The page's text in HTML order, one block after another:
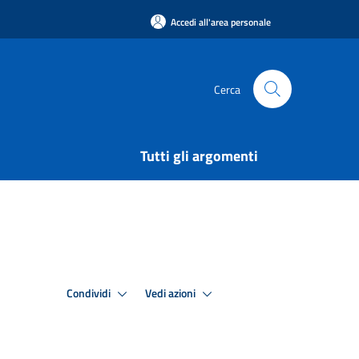
Accedi all'area personale
Cerca
Tutti gli argomenti
Condividi Vedi azioni